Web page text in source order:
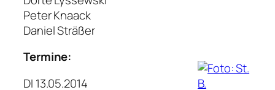
Peter Knaack
Daniel Sträßer
Termine:
DI 13.05.2014